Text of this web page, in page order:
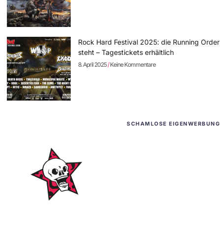
Rock Hard Festival 2025: die Running Order
steht – Tagestickets erhältlich
8. April 2025 Keine Kommentare
SCHAMLOSE EIGENWERBUNG